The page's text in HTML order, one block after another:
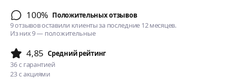
100% Положительных отзывов
9 отзывов оставили клиенты за последние 12 месяцев.
Из них 9 — положительные
4,85 Cредний рейтинг
36 с гарантией
23 с акциями